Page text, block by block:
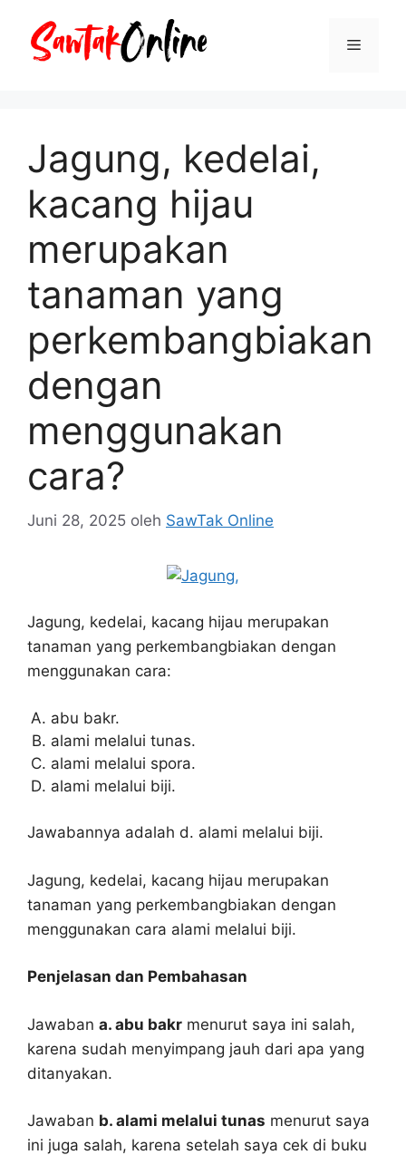
Menu
Jagung, kedelai,
kacang hijau
merupakan
tanaman yang
perkembangbiakan
dengan
menggunakan
cara?
Juni 28, 2025 oleh SawTak Online
Jagung, kedelai, kacang hijau merupakan
tanaman yang perkembangbiakan dengan
menggunakan cara:
abu bakr.
alami melalui tunas.
alami melalui spora.
alami melalui biji.
Jawabannya adalah d. alami melalui biji.
Jagung, kedelai, kacang hijau merupakan
tanaman yang perkembangbiakan dengan
menggunakan cara alami melalui biji.
Penjelasan dan Pembahasan
Jawaban a. abu bakr menurut saya ini salah,
karena sudah menyimpang jauh dari apa yang
ditanyakan.
Jawaban b. alami melalui tunas menurut saya
ini juga salah, karena setelah saya cek di buku